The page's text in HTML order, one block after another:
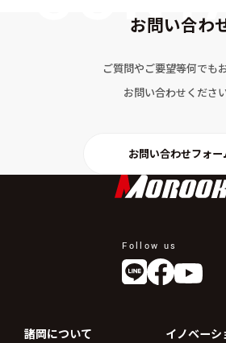
お問い合わ
ご質問やご要望等何でも
お問い合わせください
お問い合わせフォー
Follow us
諸岡について イノベーシ